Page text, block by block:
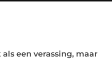
een verassing, maar